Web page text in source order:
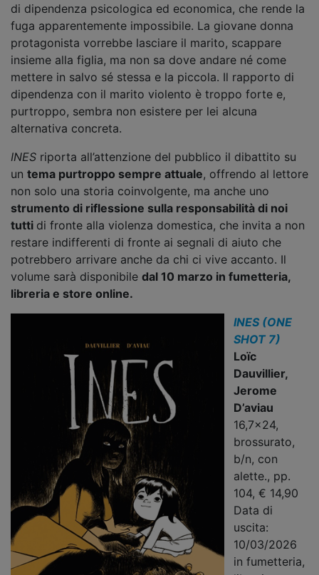
di dipendenza psicologica ed economica, che rende la
fuga apparentemente impossibile. La giovane donna
protagonista vorrebbe lasciare il marito, scappare
insieme alla figlia, ma non sa dove andare né come
mettere in salvo sé stessa e la piccola. Il rapporto di
dipendenza con il marito violento è troppo forte e,
purtroppo, sembra non esistere per lei alcuna
alternativa concreta.
INES riporta all’attenzione del pubblico il dibattito su
un tema purtroppo sempre attuale, offrendo al lettore
non solo una storia coinvolgente, ma anche uno
strumento di riflessione sulla responsabilità di noi
tutti di fronte alla violenza domestica, che invita a non
restare indifferenti di fronte ai segnali di aiuto che
potrebbero arrivare anche da chi ci vive accanto. Il
volume sarà disponibile dal 10 marzo in fumetteria,
libreria e store online.
INES (ONE
SHOT 7)
Loïc
Dauvillier,
Jerome
D’aviau
16,7x24,
brossurato,
b/n, con
alette., pp.
104, € 14,90
Data di
uscita:
10/03/2026
in fumetteria,